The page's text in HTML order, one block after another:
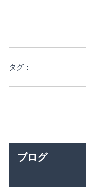
タグ：
ブログ